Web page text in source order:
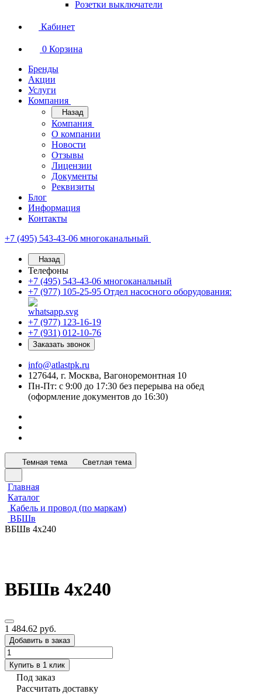
Розетки выключатели
Кабинет
0 Корзина
Бренды
Акции
Услуги
Компания
Назад
Компания
О компании
Новости
Отзывы
Лицензии
Документы
Реквизиты
Блог
Информация
Контакты
+7 (495) 543-43-06 многоканальный
Назад
Телефоны
+7 (495) 543-43-06 многоканальный
+7 (977) 105-25-95 Отдел насосного оборудования:
+7 (977) 123-16-19
+7 (931) 012-10-76
Заказать звонок
info@atlastpk.ru
127644, г. Москва, Вагоноремонтная 10
Пн-Пт: с 9:00 до 17:30 без перерыва на обед
(оформление документов до 16:30)
Темная тема Светлая тема
Главная
Каталог
Кабель и провод (по маркам)
ВБШв
ВБШв 4х240
ВБШв 4х240
1 484.62 руб.
Добавить в заказ
Купить в 1 клик
Под заказ
Рассчитать доставку